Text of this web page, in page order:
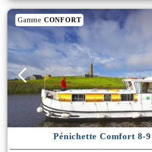
Gamme CONFORT
Pénichette Comfort 8-9